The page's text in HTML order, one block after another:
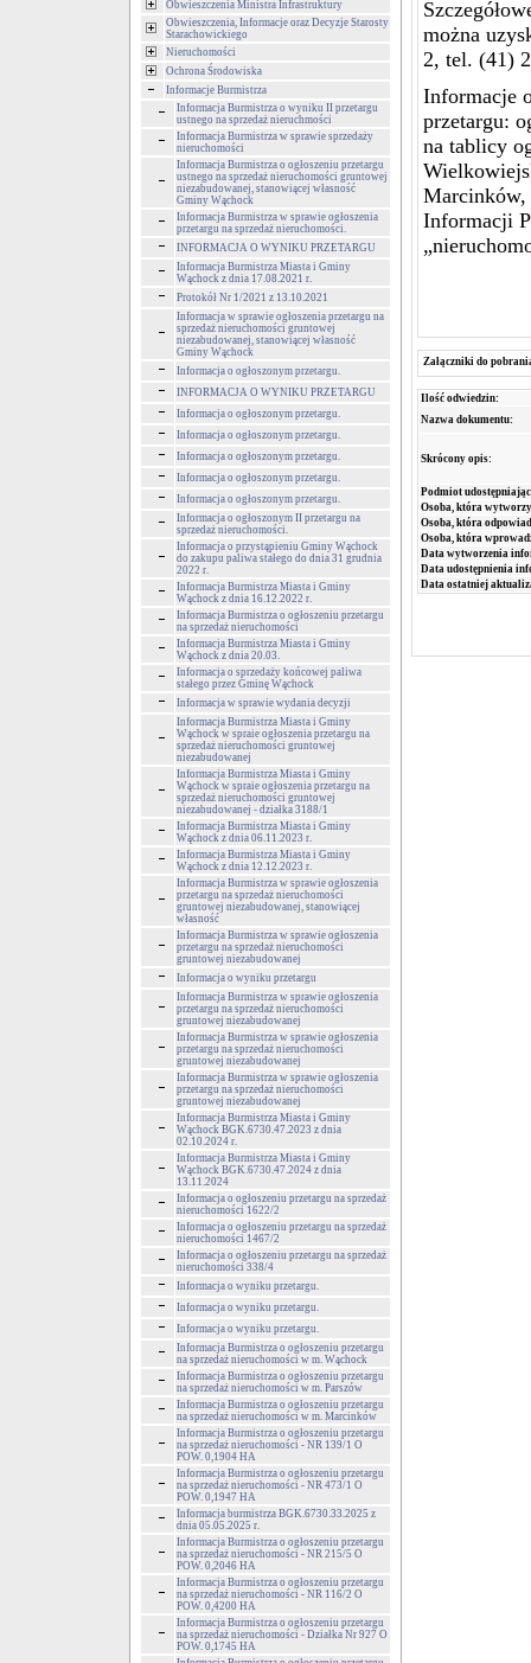
Obwieszczenia Ministra Infrastruktury
Obwieszczenia, Informacje oraz Decyzje Starosty
Starachowickiego
Nieruchomości
Ochrona Środowiska
Informacje Burmistrza
Informacja Burmistrza o wyniku II przetargu
ustnego na sprzedaż nieruchmości
Informacja Burmistrza w sprawie sprzedaży
nieruchomości
Informacja Burmistrza o ogłoszeniu przetargu
ustnego na sprzedaż nieruchomości gruntowej
niezabudowanej, stanowiącej własność
Gminy Wąchock
Informacja Burmistrza w sprawie ogłoszenia
przetargu na sprzedaż nieruchomości.
INFORMACJA O WYNIKU PRZETARGU
Informacja Burmistrza Miasta i Gminy
Wąchock z dnia 17.08.2021 r.
Protokół Nr 1/2021 z 13.10.2021
Informacja w sprawie ogłoszenia przetargu na
sprzedaż nieruchomości gruntowej
niezabudowanej, stanowiącej własność
Gminy Wąchock
Informacja o ogłoszonym przetargu.
INFORMACJA O WYNIKU PRZETARGU
Informacja o ogłoszonym przetargu.
Informacja o ogłoszonym przetargu.
Informacja o ogłoszonym przetargu.
Informacja o ogłoszonym przetargu.
Informacja o ogłoszonym przetargu.
Informacja o ogłoszonym II przetargu na
sprzedaż nieruchomości.
Informacja o przystąpieniu Gminy Wąchock
do zakupu paliwa stałego do dnia 31 grudnia
2022 r.
Informacja Burmistrza Miasta i Gminy
Wąchock z dnia 16.12.2022 r.
Informacja Burmistrza o ogłoszeniu przetargu
na sprzedaż nieruchomości
Informacja Burmistrza Miasta i Gminy
Wąchock z dnia 20.03.
Informacja o sprzedaży końcowej paliwa
stałego przez Gminę Wąchock
Informacja w sprawie wydania decyzji
Informacja Burmistrza Miasta i Gminy
Wąchock w spraie ogłoszenia przetargu na
sprzedaż nieruchomości gruntowej
niezabudowanej
Informacja Burmistrza Miasta i Gminy
Wąchock w spraie ogłoszenia przetargu na
sprzedaż nieruchomości gruntowej
niezabudowanej - działka 3188/1
Informacja Burmistrza Miasta i Gminy
Wąchock z dnia 06.11.2023 r.
Informacja Burmistrza Miasta i Gminy
Wąchock z dnia 12.12.2023 r.
Informacja Burmistrza w sprawie ogłoszenia
przetargu na sprzedaż nieruchomości
gruntowej niezabudowanej, stanowiącej
własność
Informacja Burmistrza w sprawie ogłoszenia
przetargu na sprzedaż nieruchomości
gruntowej niezabudowanej
Informacja o wyniku przetargu
Informacja Burmistrza w sprawie ogłoszenia
przetargu na sprzedaż nieruchomości
gruntowej niezabudowanej
Informacja Burmistrza w sprawie ogłoszenia
przetargu na sprzedaż nieruchomości
gruntowej niezabudowanej
Informacja Burmistrza w sprawie ogłoszenia
przetargu na sprzedaż nieruchomości
gruntowej niezabudowanej
Informacja Burmistrza Miasta i Gminy
Wąchock BGK.6730.47.2023 z dnia
02.10.2024 r.
Informacja Burmistrza Miasta i Gminy
Wąchock BGK.6730.47.2024 z dnia
13.11.2024
Informacja o ogłoszeniu przetargu na sprzedaż
nieruchomości 1622/2
Informacja o ogłoszeniu przetargu na sprzedaż
nieruchomości 1467/2
Informacja o ogłoszeniu przetargu na sprzedaż
nieruchomości 338/4
Informacja o wyniku przetargu.
Informacja o wyniku przetargu.
Informacja o wyniku przetargu.
Informacja Burmistrza o ogłoszeniu przetargu
na sprzedaż nieruchomości w m. Wąchock
Informacja Burmistrza o ogłoszeniu przetargu
na sprzedaż nieruchomości w m. Parszów
Informacja Burmistrza o ogłoszeniu przetargu
na sprzedaż nieruchomości w m. Marcinków
Informacja Burmistrza o ogłoszeniu przetargu
na sprzedaż nieruchomości - NR 139/1 O
POW. 0,1904 HA
Informacja Burmistrza o ogłoszeniu przetargu
na sprzedaż nieruchomości - NR 473/1 O
POW. 0,1947 HA
Informacja burmistrza BGK.6730.33.2025 z
dnia 05.05.2025 r.
Informacja Burmistrza o ogłoszeniu przetargu
na sprzedaż nieruchomości - NR 215/5 O
POW. 0,2046 HA
Informacja Burmistrza o ogłoszeniu przetargu
na sprzedaż nieruchomości - NR 116/2 O
POW. 0,4200 HA
Informacja Burmistrza o ogłoszeniu przetargu
na sprzedaż nieruchomości - Działka Nr 927 O
POW. 0,1745 HA
można
2, tel. (41)
Informacje
przetargu:
na tablicy
Marcinków,
Informacji
Załączniki do
Ilość odwiedzin:
Nazwa dokumentu:
Skrócony opis:
Podmiot
Osoba, która
Osoba, która
Osoba, która
Data wytworzenia
Data udostępnienia
Data ostatniej